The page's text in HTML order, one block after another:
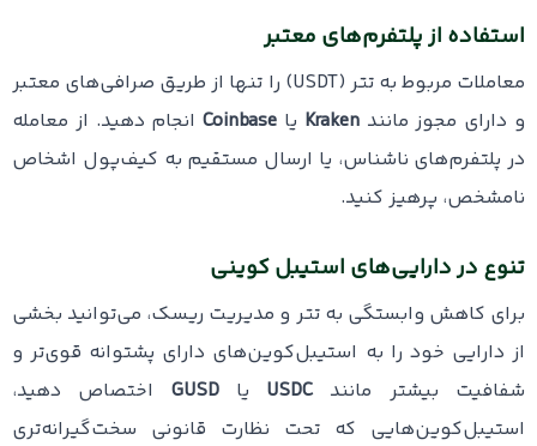
استفاده از پلتفرم‌های معتبر
معاملات مربوط به تتر (USDT) را تنها از طریق صرافی‌های معتبر
و دارای مجوز مانندKraken یا Coinbaseانجام دهید. از معامله
در پلتفرم‌های ناشناس، یا ارسال مستقیم به کیف‌پول اشخاص
نامشخص، پرهیز کنید.
تنوع در دارایی‌های استیبل‌ کوینی
برای کاهش وابستگی به تتر و مدیریت ریسک، می‌توانید بخشی
از دارایی خود را به استیبل‌کوین‌های دارای پشتوانه قوی‌تر و
شفافیت بیشتر مانندUSDC یاGUSD اختصاص دهید،
استیبل‌کوین‌هایی که تحت نظارت قانونی سخت‌گیرانه‌تری